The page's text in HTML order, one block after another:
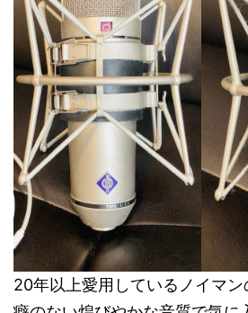
20年以上愛用しているノイマン